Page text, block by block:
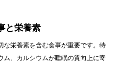
と栄養素
な栄養素を含む食事が重要です。特
ム、カルシウムが睡眠の質向上に寄